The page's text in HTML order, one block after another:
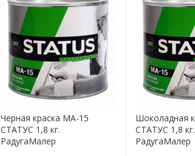
Черная краска МА-15
СТАТУС 1,8 кг.
РадугаМалер
Шоколадная
СТАТУС 1,8 кг.
РадугаМалер